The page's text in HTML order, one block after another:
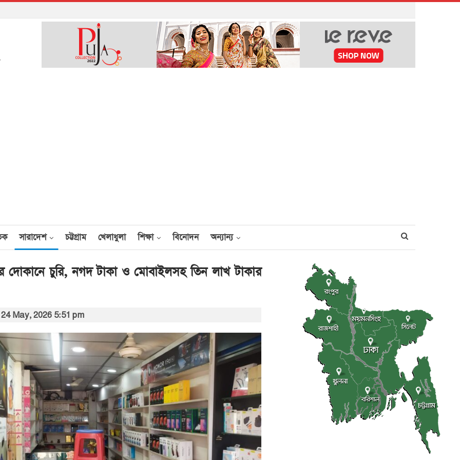
সারাদেশ চট্টগ্রাম খেলাধুলা শিক্ষা বিনোদন অন্যান্য
দোকানে চুরি, নগদ টাকা ও মোবাইলসহ তিন লাখ টাকার
24 May, 2026 5:51 pm
এক দিনে ৪০ হিজবুল্লাহ
ইসরায়েলের
আর্কাইভ থেকে
অন্তর্বর্তী সরকারের সময়ের
অধ্যাদেশ সংসদে উপস্থাপন
করা হবে
আর্কাইভ থেকে
প্রধানমন্ত্রীর সঙ্গে সৌদি